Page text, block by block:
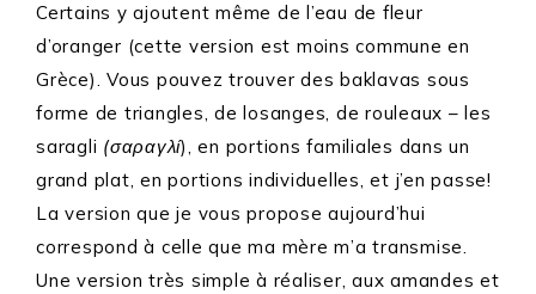
Certains y ajoutent même de l’eau de fleur
d’oranger (cette version est moins commune en
Grèce). Vous pouvez trouver des baklavas sous
forme de triangles, de losanges, de rouleaux – les
saragli (σαραγλί), en portions familiales dans un
grand plat, en portions individuelles, et j’en passe!
La version que je vous propose aujourd’hui
correspond à celle que ma mère m’a transmise.
Une version très simple à réaliser, aux amandes et